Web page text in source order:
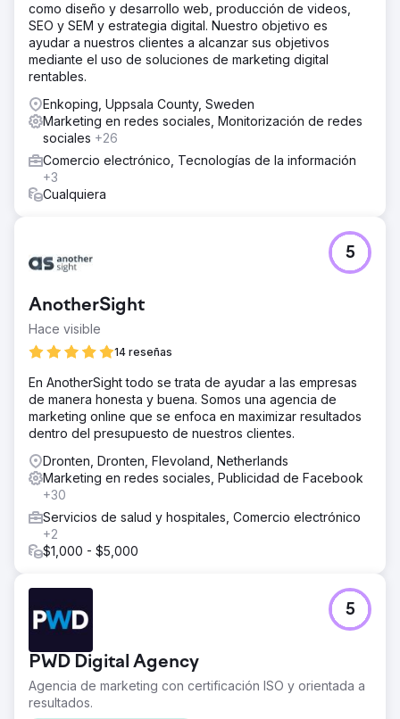
como diseño y desarrollo web, producción de videos,
SEO y SEM y estrategia digital. Nuestro objetivo es
ayudar a nuestros clientes a alcanzar sus objetivos
mediante el uso de soluciones de marketing digital
rentables.
Enkoping, Uppsala County, Sweden
Marketing en redes sociales, Monitorización de redes
sociales +26
Comercio electrónico, Tecnologías de la información
+3
Cualquiera
AnotherSight
Hace visible
14 reseñas
5
En AnotherSight todo se trata de ayudar a las empresas
de manera honesta y buena. Somos una agencia de
marketing online que se enfoca en maximizar resultados
dentro del presupuesto de nuestros clientes.
Dronten, Dronten, Flevoland, Netherlands
Marketing en redes sociales, Publicidad de Facebook
+30
Servicios de salud y hospitales, Comercio electrónico
+2
$1,000 - $5,000
PWD Digital Agency
Agencia de marketing con certificación ISO y orientada a
resultados.
5